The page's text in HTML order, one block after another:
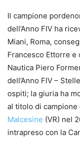
Il campione
dell’Anno FIV ha
Miani, Roma,
Francesco Ettorre
Nautica Piero
dell’Anno FIV –
ospiti; la giuria ha
al titolo di campione
Malcesine (VR) nel
intrapreso con la